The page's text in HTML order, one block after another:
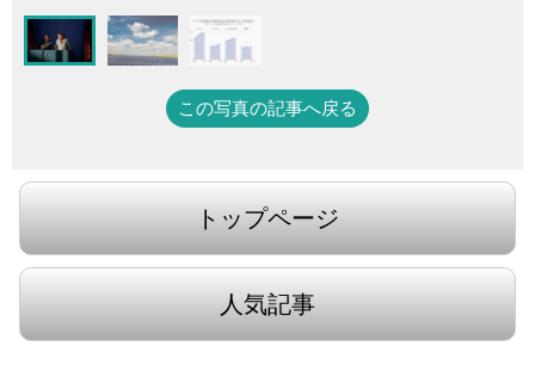
この写真の記事へ戻る
トップページ
人気記事